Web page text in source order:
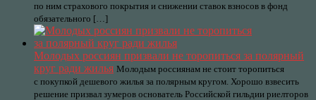
по ним страхового покрытия и снижении ставок взносов в фонд
обязательного […]
Молодых россиян призвали не торопиться за полярный
круг ради жилья Молодым россиянам не стоит торопиться
с покупкой дешевого жилья за полярным кругом. Хорошо взвесить
решение призвал зумеров основатель Российской гильдии риелторов